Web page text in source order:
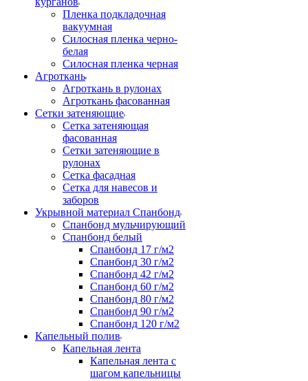
Пленка подкладочная
вакуумная
Силосная пленка черно-
белая
Силосная пленка черная
Агроткань
Агроткань в рулонах
Агроткань фасованная
Сетки затеняющие
Сетка затеняющая
фасованная
Сетки затеняющие в
рулонах
Сетка фасадная
Сетка для навесов и
заборов
Укрывной материал Спанбонд
Спанбонд мульчирующий
Спанбонд белый
Спанбонд 17 г/м2
Спанбонд 30 г/м2
Спанбонд 42 г/м2
Спанбонд 60 г/м2
Спанбонд 80 г/м2
Спанбонд 90 г/м2
Спанбонд 120 г/м2
Капельный полив
Капельная лента
Капельная лента с
шагом капельницы